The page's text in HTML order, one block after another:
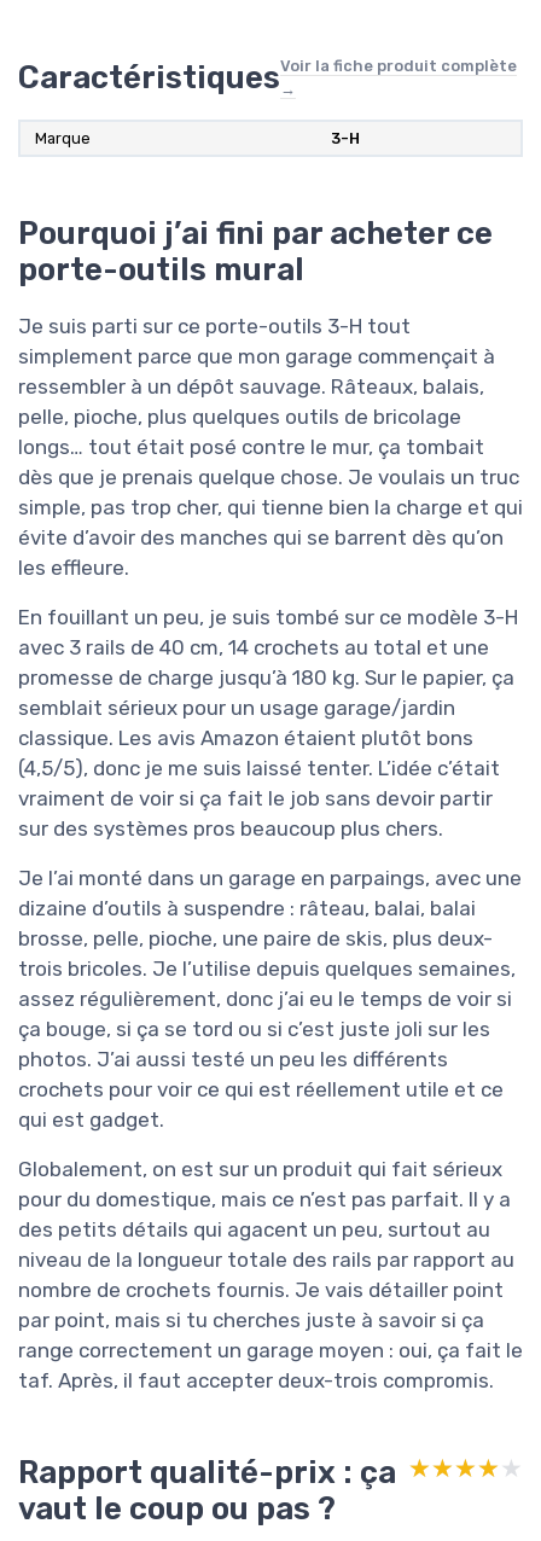
CaractéristiquesVoir la fiche produit complète
→
Marque 3-H
Pourquoi j’ai fini par acheter ce
porte-outils mural
Je suis parti sur ce porte-outils 3-H tout
simplement parce que mon garage commençait à
ressembler à un dépôt sauvage. Râteaux, balais,
pelle, pioche, plus quelques outils de bricolage
longs… tout était posé contre le mur, ça tombait
dès que je prenais quelque chose. Je voulais un truc
simple, pas trop cher, qui tienne bien la charge et qui
évite d’avoir des manches qui se barrent dès qu’on
les effleure.
En fouillant un peu, je suis tombé sur ce modèle 3-H
avec 3 rails de 40 cm, 14 crochets au total et une
promesse de charge jusqu’à 180 kg. Sur le papier, ça
semblait sérieux pour un usage garage/jardin
classique. Les avis Amazon étaient plutôt bons
(4,5/5), donc je me suis laissé tenter. L’idée c’était
vraiment de voir si ça fait le job sans devoir partir
sur des systèmes pros beaucoup plus chers.
Je l’ai monté dans un garage en parpaings, avec une
dizaine d’outils à suspendre : râteau, balai, balai
brosse, pelle, pioche, une paire de skis, plus deux-
trois bricoles. Je l’utilise depuis quelques semaines,
assez régulièrement, donc j’ai eu le temps de voir si
ça bouge, si ça se tord ou si c’est juste joli sur les
photos. J’ai aussi testé un peu les différents
crochets pour voir ce qui est réellement utile et ce
qui est gadget.
Globalement, on est sur un produit qui fait sérieux
pour du domestique, mais ce n’est pas parfait. Il y a
des petits détails qui agacent un peu, surtout au
niveau de la longueur totale des rails par rapport au
nombre de crochets fournis. Je vais détailler point
par point, mais si tu cherches juste à savoir si ça
range correctement un garage moyen : oui, ça fait le
taf. Après, il faut accepter deux-trois compromis.
Rapport qualité-prix : ça
vaut le coup ou pas ?
★★★★★
★★★★★